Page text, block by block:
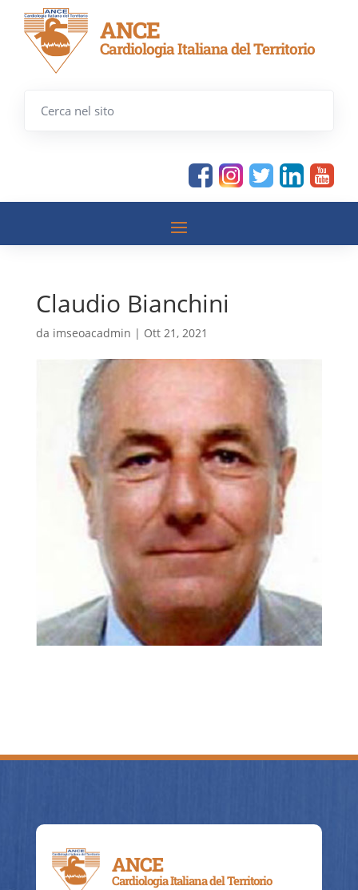
ANCE
Cardiologia Italiana del Territorio
Claudio Bianchini
da imseoacadmin | Ott 21, 2021
ANCE
Cardiologia Italiana del Territorio